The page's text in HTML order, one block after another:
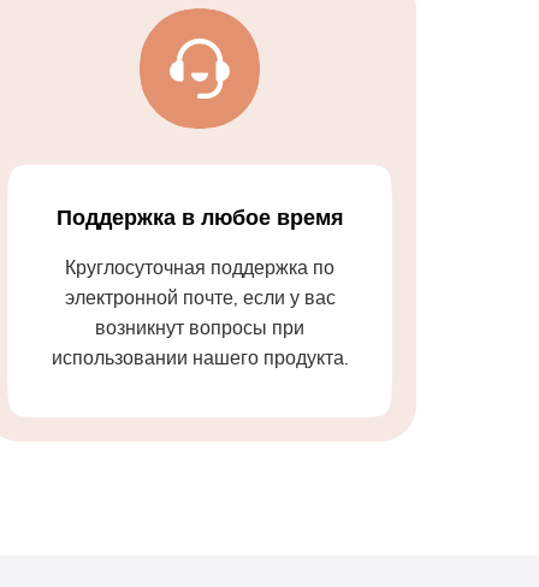
Поддержка в любое время
Круглосуточная поддержка по
электронной почте, если у вас
возникнут вопросы при
использовании нашего продукта.